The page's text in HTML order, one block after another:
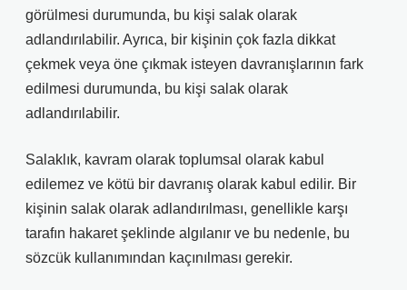
görülmesi durumunda, bu kişi salak olarak
adlandırılabilir. Ayrıca, bir kişinin çok fazla dikkat
çekmek veya öne çıkmak isteyen davranışlarının fark
edilmesi durumunda, bu kişi salak olarak
adlandırılabilir.
Salaklık, kavram olarak toplumsal olarak kabul
edilemez ve kötü bir davranış olarak kabul edilir. Bir
kişinin salak olarak adlandırılması, genellikle karşı
tarafın hakaret şeklinde algılanır ve bu nedenle, bu
sözcük kullanımından kaçınılması gerekir.